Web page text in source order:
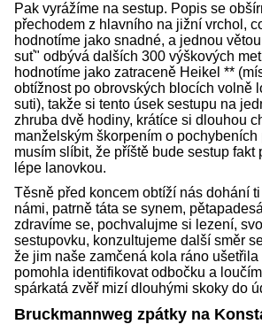
Pak vyrážíme na sestup. Popis se
přechodem z hlavního na jižní vrchol,
hodnotíme jako snadné, a jednou
suť" odbývá dalších 300 výškových
hodnotíme jako zatraceně Heikel **
obtížnost po obrovských blocích volně
suti), takže si tento úsek sestupu na
zhruba dvě hodiny, krátíce si dlouhou
manželským škorpením o pochybeních
musím slíbit, že příště bude sestup fakt
lépe lanovkou.
Těsně před koncem obtíží nás dohání
námi, patrně táta se synem,
zdravíme se, pochvalujme si lezení,
sestupovku, konzultujeme další směr
že jim naše zamčená kola ráno
pomohla identifikovat odbočku a
spárkatá zvěř mizí dlouhými skoky do
Bruckmannweg zpátky na